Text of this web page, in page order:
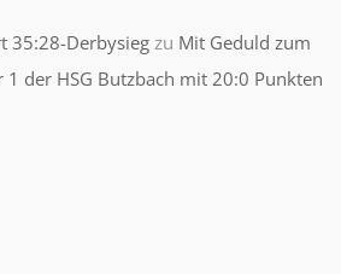
35:28-Derbysieg zu Mit Geduld zum
der HSG Butzbach mit 20:0 Punkten